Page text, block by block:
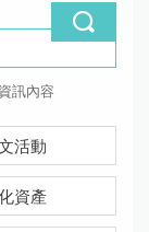
訊內容
活動
資產